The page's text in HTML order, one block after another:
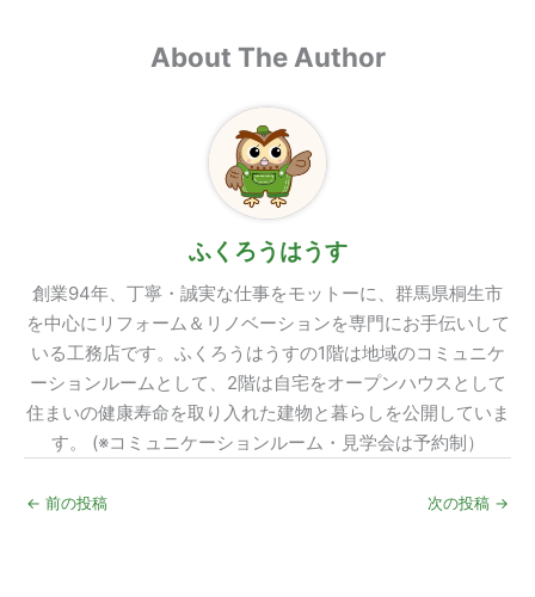
About The Author
ふくろうはうす
創業94年、丁寧・誠実な仕事をモットーに、群馬県桐生市
を中心にリフォーム＆リノベーションを専門にお手伝いして
いる工務店です。ふくろうはうすの1階は地域のコミュニケ
ーションルームとして、2階は自宅をオープンハウスとして
住まいの健康寿命を取り入れた建物と暮らしを公開していま
す。 (※コミュニケーションルーム・見学会は予約制）
← 前の投稿 次の投稿 →